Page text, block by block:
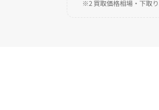
※2 買取価格相場・下取